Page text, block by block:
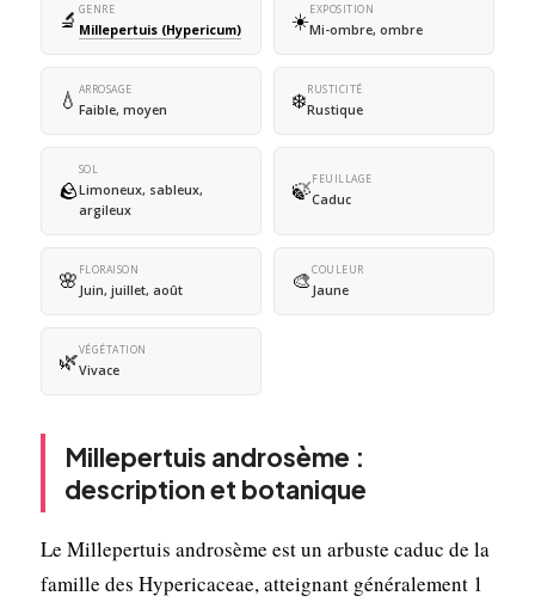
🔬 GENRE
Millepertuis (Hypericum) ☀️EXPOSITION
Mi-ombre, ombre
💧 ARROSAGE
Faible, moyen ❄️RUSTICITÉ
Rustique
🪨
SOL
Limoneux, sableux,
argileux
🍃FEUILLAGE
Caduc
🌸 FLORAISON
Juin, juillet, août 🎨COULEUR
Jaune
🌿VÉGÉTATION
Vivace
Millepertuis androsème :
description et botanique
Le Millepertuis androsème est un arbuste caduc de la
famille des Hypericaceae, atteignant généralement 1